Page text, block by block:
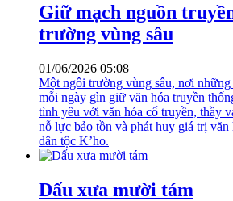
Giữ mạch nguồn
trường vùng sâu
01/06/2026 05:08
Một ngôi trường vùng sâu, nơi những
mỗi ngày gìn giữ văn hóa truyền
tình yêu với văn hóa cổ truyền, thầy
nỗ lực bảo tồn và phát huy giá trị văn
dân tộc K’ho.
Dấu xưa mười tám